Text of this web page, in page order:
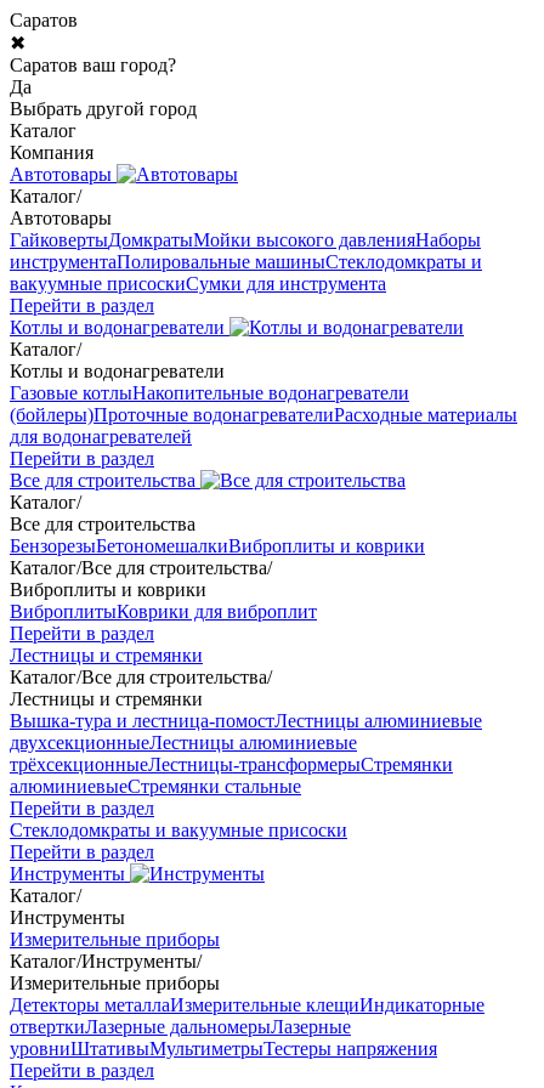
Саратов
✖
Саратов ваш город?
Да
Выбрать другой город
Каталог
Компания
Автотовары
Каталог/
Автотовары
ГайковертыДомкратыМойки высокого давленияНаборы
инструментаПолировальные машиныСтеклодомкраты и
вакуумные присоскиСумки для инструмента
Перейти в раздел
Котлы и водонагреватели
Каталог/
Котлы и водонагреватели
Газовые котлыНакопительные водонагреватели
(бойлеры)Проточные водонагревателиРасходные материалы
для водонагревателей
Перейти в раздел
Все для строительства
Каталог/
Все для строительства
БензорезыБетономешалкиВиброплиты и коврики
Каталог/Все для строительства/
Виброплиты и коврики
ВиброплитыКоврики для виброплит
Перейти в раздел
Лестницы и стремянки
Каталог/Все для строительства/
Лестницы и стремянки
Вышка-тура и лестница-помостЛестницы алюминиевые
двухсекционныеЛестницы алюминиевые
трёхсекционныеЛестницы-трансформерыСтремянки
алюминиевыеСтремянки стальные
Перейти в раздел
Стеклодомкраты и вакуумные присоски
Перейти в раздел
Инструменты
Каталог/
Инструменты
Измерительные приборы
Каталог/Инструменты/
Измерительные приборы
Детекторы металлаИзмерительные клещиИндикаторные
отверткиЛазерные дальномерыЛазерные
уровниШтативыМультиметрыТестеры напряжения
Перейти в раздел